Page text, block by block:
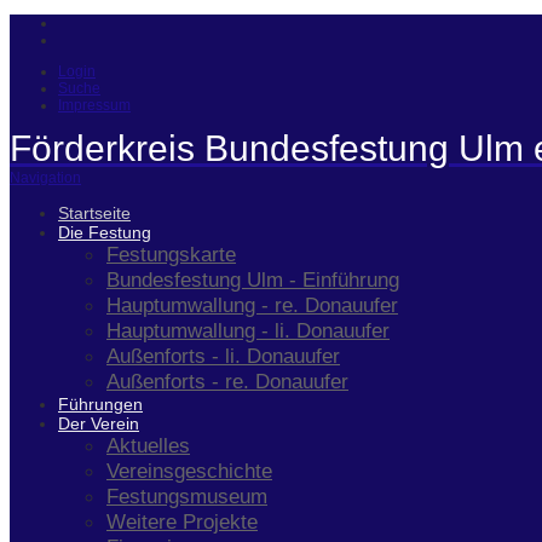
Login
Suche
Impressum
Förderkreis Bundesfestung Ulm
Navigation
Startseite
Die Festung
Festungskarte
Bundesfestung Ulm - Einführung
Hauptumwallung - re. Donauufer
Hauptumwallung - li. Donauufer
Außenforts - li. Donauufer
Außenforts - re. Donauufer
Führungen
Der Verein
Aktuelles
Vereinsgeschichte
Festungsmuseum
Weitere Projekte